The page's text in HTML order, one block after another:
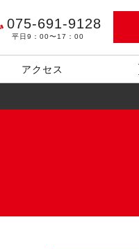
075-691-9128
平日9：00〜17：00
アクセス